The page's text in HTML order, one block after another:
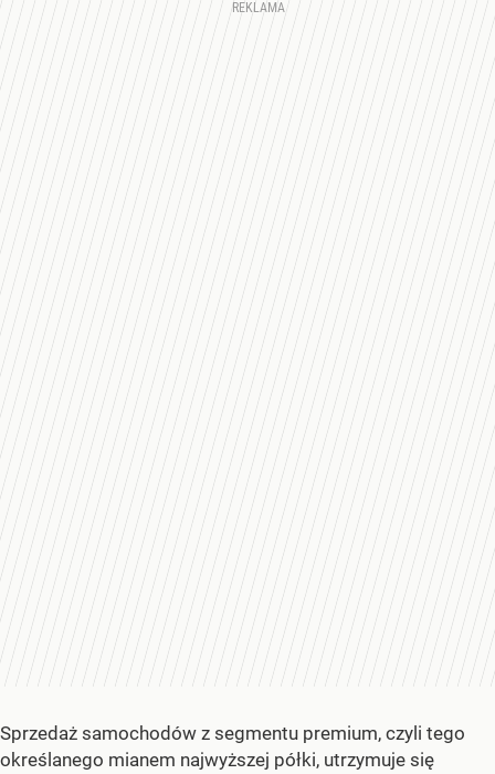
Sprzedaż samochodów z segmentu premium, czyli tego
określanego mianem najwyższej półki, utrzymuje się